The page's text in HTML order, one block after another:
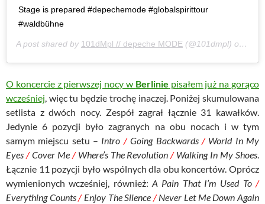
Stage is prepared #depechemode #globalspirittour
#waldbühne
A post shared by 101dMpl // depeche MODE (@101dmpl) on
O koncercie z pierwszej nocy w Berlinie pisałem już na gorąco
wcześniej, więc tu będzie trochę inaczej. Poniżej skumulowana
setlista z dwóch nocy. Zespół zagrał łącznie 31 kawałków.
Jedynie 6 pozycji było zagranych na obu nocach i w tym
samym miejscu setu – Intro /Going Backwards /World In My
Eyes /Cover Me /Where’s The Revolution/Walking In My Shoes.
Łącznie 11 pozycji było wspólnych dla obu koncertów. Oprócz
wymienionych wcześniej, również: A Pain That I’m Used To /
Everything Counts/Enjoy The Silence /Never Let Me Down Again